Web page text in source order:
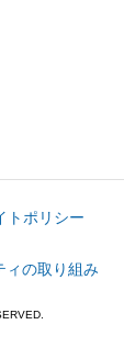
トポリシー
ィの取り組み